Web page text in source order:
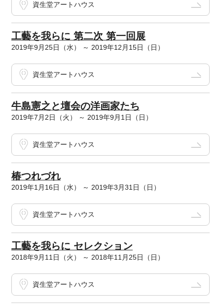
資生堂アートハウス
工藝を我らに 第二次 第一回展
2019年9月25日（水） ～ 2019年12月15日（日）
資生堂アートハウス
牛島憲之と壇会の洋画家たち
2019年7月2日（火） ～ 2019年9月1日（日）
資生堂アートハウス
椿つれづれ
2019年1月16日（水） ～ 2019年3月31日（日）
資生堂アートハウス
工藝を我らに セレクション
2018年9月11日（火） ～ 2018年11月25日（日）
資生堂アートハウス